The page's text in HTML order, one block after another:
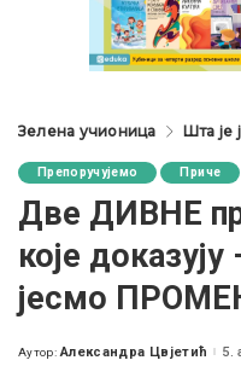
Зелена учионица Шта је
Препоручујемо Приче
Две ДИВНЕ
које
јесмо
Posted
Аутор: Александра Цвјетић 5.